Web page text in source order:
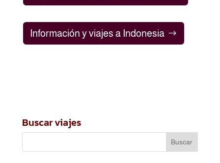
Información y viajes a Indonesia
Buscar viajes